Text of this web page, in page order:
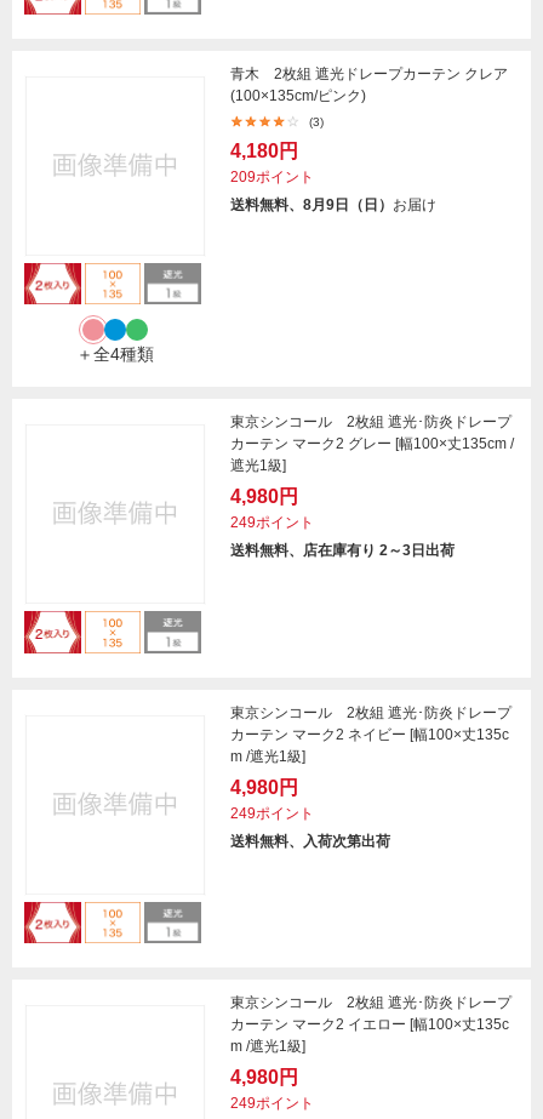
＋全4種類
青木 2枚組 遮光ドレープカーテン クレア
(100×135cm/ピンク)
(3)
4,180円
209ポイント
送料無料、8月9日（日） お届け
東京シンコール 2枚組 遮光･防炎ドレープ
カーテン マーク2 グレー [幅100×丈135cm /
遮光1級]
4,980円
249ポイント
送料無料、店在庫有り 2～3日出荷
東京シンコール 2枚組 遮光･防炎ドレープ
カーテン マーク2 ネイビー [幅100×丈135c
m /遮光1級]
4,980円
249ポイント
送料無料、入荷次第出荷
東京シンコール 2枚組 遮光･防炎ドレープ
カーテン マーク2 イエロー [幅100×丈135c
m /遮光1級]
4,980円
249ポイント